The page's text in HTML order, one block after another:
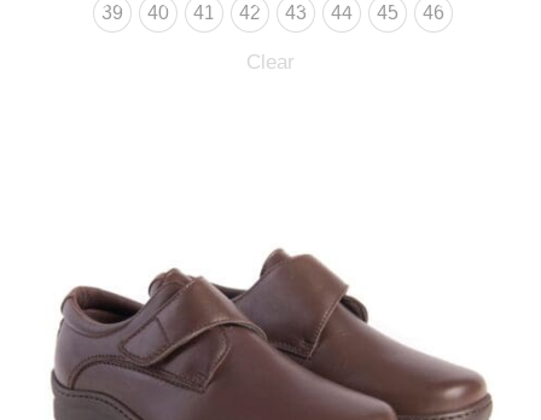
39 40 41 42 43 44 45 46
Clear